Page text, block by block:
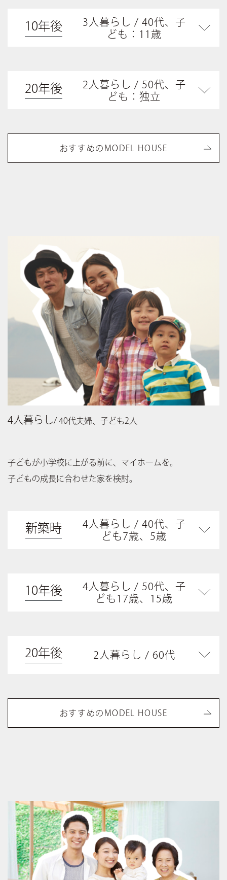
10年後
3人暮らし / 40代、子
ども：11歳
20年後
2人暮らし / 50代、子
ども：独立
おすすめのMODEL HOUSE
4人暮らし/ 40代夫婦、子ども2人
子どもが小学校に上がる前に、マイホームを。
子どもの成長に合わせた家を検討。
新築時
4人暮らし / 40代、子
ども7歳、5歳
10年後
4人暮らし / 50代、子
ども17歳、15歳
20年後 2人暮らし / 60代
おすすめのMODEL HOUSE